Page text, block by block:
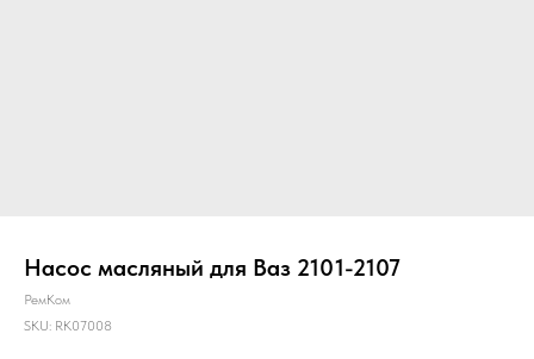
Насос масляный для Ваз 2101-2107
РемКом
SKU: RK07008